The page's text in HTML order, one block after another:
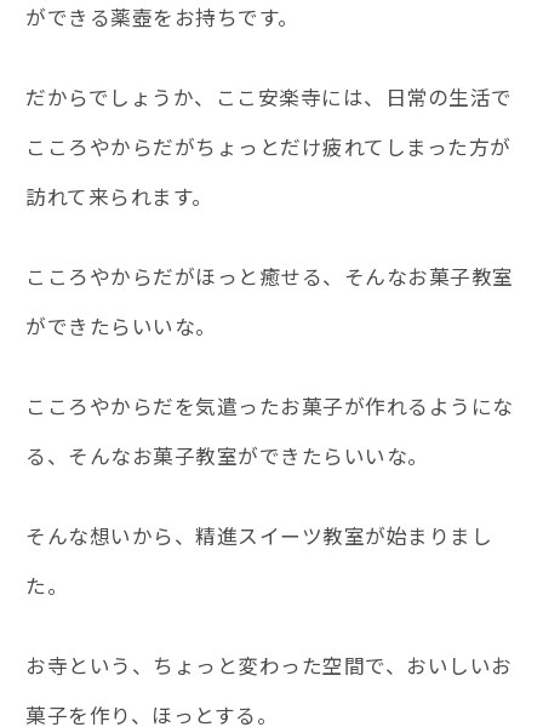
ができる薬壺をお持ちです。
だからでしょうか、ここ安楽寺には、日常の生活で
こころやからだがちょっとだけ疲れてしまった方が
訪れて来られます。
こころやからだがほっと癒せる、そんなお菓子教室
ができたらいいな。
こころやからだを気遣ったお菓子が作れるようにな
る、そんなお菓子教室ができたらいいな。
そんな想いから、精進スイーツ教室が始まりまし
た。
お寺という、ちょっと変わった空間で、おいしいお
菓子を作り、ほっとする。